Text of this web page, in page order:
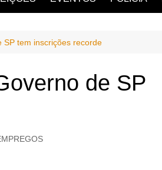
tem inscrições recorde
de SP